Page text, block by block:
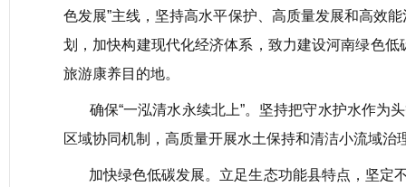
色发展”主线，坚持高水平保护、高质量发展和高效
划，加快构建现代化经济体系，致力建设河南绿色
旅游康养目的地。
确保“一泓清水永续北上”。坚持把守水护水作为头
区域协同机制，高质量开展水土保持和清洁小流域
加快绿色低碳发展。立足生态功能县特点，坚定不